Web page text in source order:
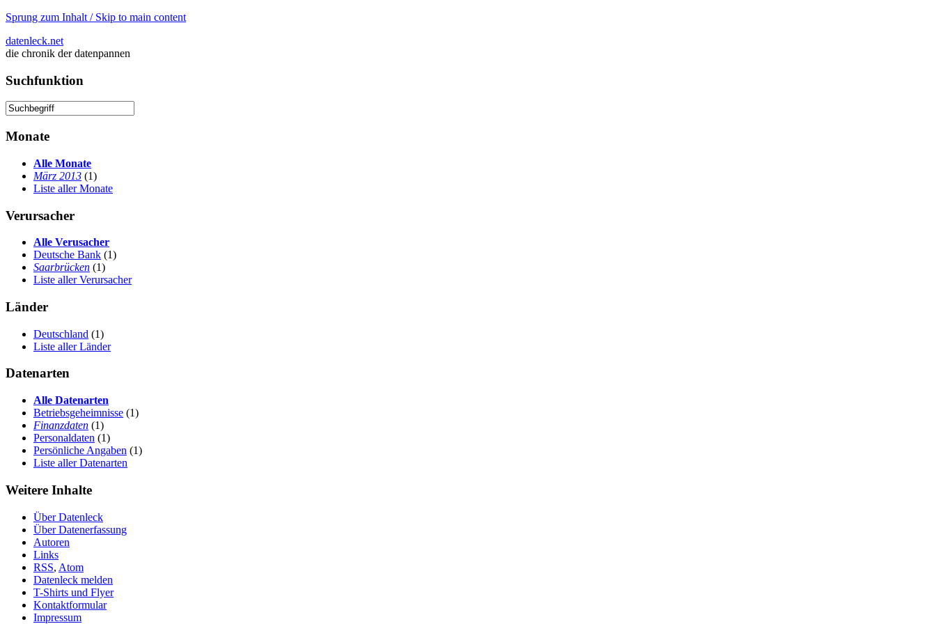
Sprung zum Inhalt / Skip to main content
datenleck.net
die chronik der datenpannen
Suchfunktion
Monate
Alle Monate
März 2013 (1)
Liste aller Monate
Verursacher
Alle Verusacher
Deutsche Bank (1)
Saarbrücken (1)
Liste aller Verursacher
Länder
Deutschland (1)
Liste aller Länder
Datenarten
Alle Datenarten
Betriebsgeheimnisse (1)
Finanzdaten (1)
Personaldaten (1)
Persönliche Angaben (1)
Liste aller Datenarten
Weitere Inhalte
Über Datenleck
Über Datenerfassung
Autoren
Links
RSS, Atom
Datenleck melden
T-Shirts und Flyer
Kontaktformular
Impressum